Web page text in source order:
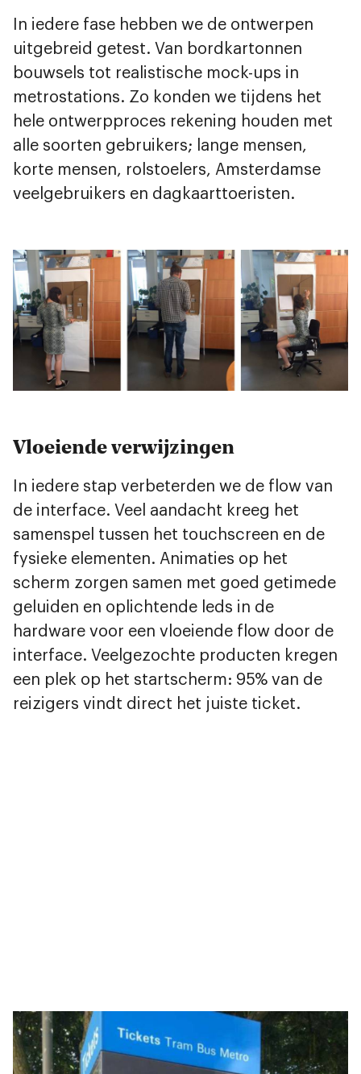
In iedere fase hebben we de ontwerpen
uitgebreid getest. Van bordkartonnen
bouwsels tot realistische mock-ups in
metrostations. Zo konden we tijdens het
hele ontwerpproces rekening houden met
alle soorten gebruikers; lange mensen,
korte mensen, rolstoelers, Amsterdamse
veelgebruikers en dagkaarttoeristen.
Vloeiende verwijzingen
In iedere stap verbeterden we de flow van
de interface. Veel aandacht kreeg het
samenspel tussen het touchscreen en de
fysieke elementen. Animaties op het
scherm zorgen samen met goed getimede
geluiden en oplichtende leds in de
hardware voor een vloeiende flow door de
interface. Veelgezochte producten kregen
een plek op het startscherm: 95% van de
reizigers vindt direct het juiste ticket.